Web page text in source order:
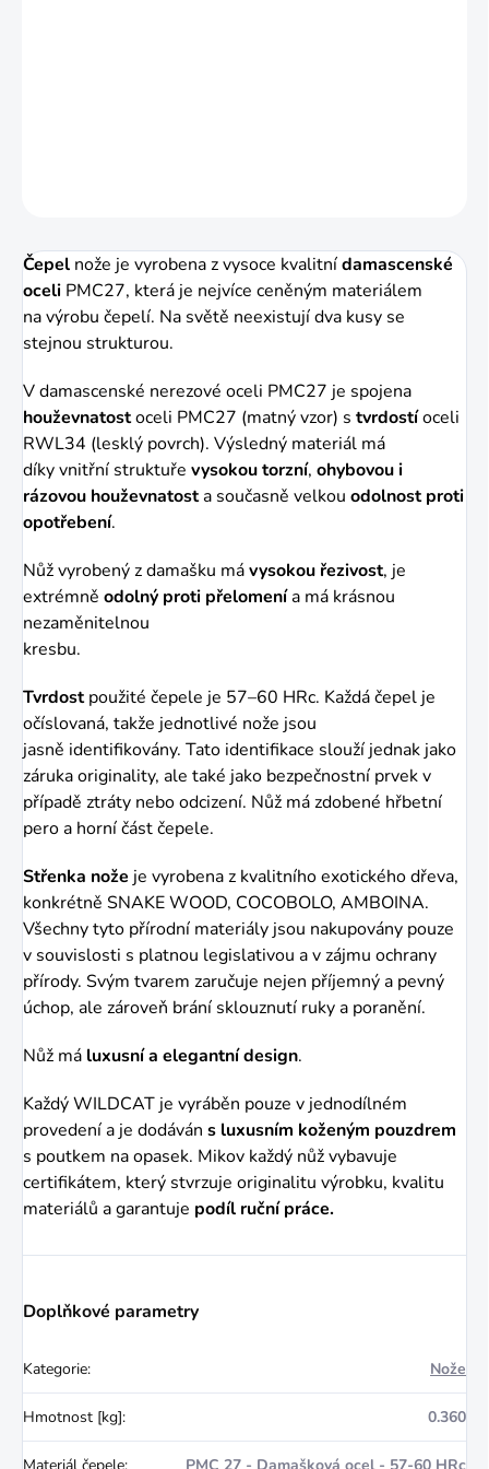
Čepel nože je vyrobena z vysoce kvalitnídamascenské
oceli PMC27, která je nejvíce ceněným materiálem
navýrobu čepelí. Na světě neexistují dva kusy se
stejnou strukturou.
V damascenské nerezové oceli PMC27 je spojena
houževnatostoceli PMC27 (matný vzor) s tvrdostíoceli
RWL34 (lesklý povrch). Výsledný materiál má
díkyvnitřní struktuře vysokou torzní, ohybovou i
rázovou houževnatosta současně velkou odolnost proti
opotřebení.
Nůž vyrobený z damašku mávysokou řezivost, je
extrémně odolný proti přelomenía má krásnou
nezaměnitelnou
kresbu.
Tvrdostpoužité čepele je 57–60 HRc. Každá čepel je
očíslovaná, takže jednotlivé nože jsou
jasně identifikovány. Tato identifikace slouží jednak jako
záruka originality, ale také jako bezpečnostní prvek v
případě ztráty nebo odcizení. Nůž má zdobené hřbetní
pero a horní část čepele.
Střenka nože je vyrobena z kvalitníhoexotického dřeva,
konkrétně SNAKE WOOD, COCOBOLO, AMBOINA.
Všechny tyto přírodní materiály jsou nakupovány pouze
v souvislosti s platnou legislativou a v zájmu ochrany
přírody. Svým tvarem zaručuje nejen příjemný a pevný
úchop, ale zároveň brání sklouznutí ruky a poranění.
Nůž má luxusní a elegantní design.
Každý WILDCAT je vyráběn pouze v jednodílném
provedení a je dodáván s luxusním koženým pouzdrem
s poutkem na opasek. Mikov každý nůž vybavuje
certifikátem, který stvrzuje originalitu výrobku, kvalitu
materiálů agarantuje podíl ruční práce.
Doplňkové parametry
Kategorie: Nože
Hmotnost [kg]: 0.360